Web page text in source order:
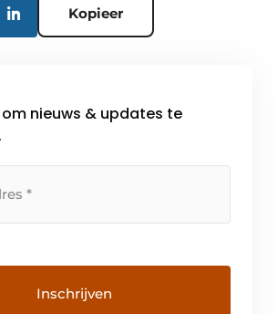
Kopieer
nieuws & updates te